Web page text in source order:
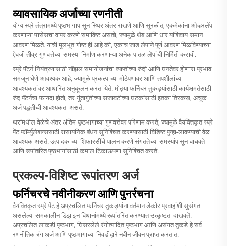
व्यावसायिक अर्जाच्या रणनीती
योग्य स्प्रे तंत्रामध्ये पृष्ठभागापासून स्थिर अंतर राखणे आणि सुरळीत, एकमेकांना ओव्हरलॅप
करणाऱ्या पासेसचा वापर करणे समाविष्ट असतो, ज्यामुळे थेंब आणि धार यांशिवाय समान
आवरण मिळते. याची मूलभूत गोष्ट ही आहे की, एकाच जाड लेपाने पूर्ण आवरण मिळविण्याच्या
ऐवजी तीव्र गुणवत्तेच्या समस्या निर्माण करणाऱ्या अनेक पातळ लेपांची निर्मिती करावी.
स्प्रे पॅटर्न नियंत्रणासाठी नॉझल समायोजनांचा व्याप्तीच्या रुंदी आणि घनतेवर होणारा प्रभाव
समजून घेणे आवश्यक आहे, ज्यामुळे प्रकल्पाच्या मोठेपणावर आणि तपशीलांच्या
आवश्यकतांवर आधारित अनुकूलन करता येते. मोठ्या फर्निचर तुकड्यांसाठी कार्यक्षमतेसाठी
रुंद पॅटर्नचा फायदा होतो, तर गुंतागुंतीच्या सजावटीच्या घटकांसाठी इतका तिरकस, अचूक
अर्ज पद्धतीची आवश्यकता असते.
थरांमधील वेळेचे अंतर अंतिम पृष्ठभागाच्या गुणवत्तेवर परिणाम करते, ज्यामुळे वैयक्तिकृत स्प्रे
पेंट फॉर्म्युलेशन्ससाठी रासायनिक बंधन सुनिश्चित करण्यासाठी विशिष्ट पुन्हा-लावण्याची वेळ
आवश्यक असते. उत्पादकाच्या शिफारसींचे पालन करणे संगततेच्या समस्यांपासून वाचवते
आणि रूपांतरित पृष्ठभागांसाठी कमाल टिकाऊपणा सुनिश्चित करते.
प्रकल्प-विशिष्ट रूपांतरण अर्ज
फर्निचरचे नवीनीकरण आणि पुनर्रचना
वैयक्तिकृत स्प्रे पेंट हे अप्रचलित फर्निचर तुकड्यांना वर्तमान डेकोर प्रवाहांशी सुसंगत
असलेल्या समकालीन डिझाइन विधानांमध्ये रूपांतरित करण्यात उत्कृष्टता दाखवते.
अप्रचलित लाकडी पृष्ठभाग, घिसरलेले रंगोत्पादित पृष्ठभाग आणि असंगत तुकडे हे सर्व
रणनीतिक रंग अर्ज आणि पृष्ठभागाच्या निवडीद्वारे नवीन जीवन प्राप्त करतात.